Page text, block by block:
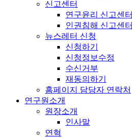
신고센터
연구윤리 신고센터
인권침해 신고센터
뉴스레터 신청
신청하기
신청정보수정
수신거부
재동의하기
홈페이지 담당자 연락처
연구원소개
원장소개
인사말
연혁